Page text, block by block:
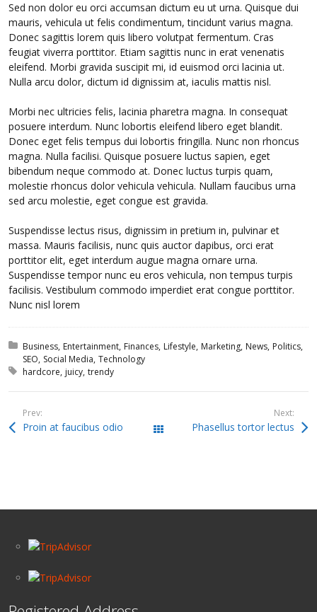
Sed non dolor eu orci accumsan dictum eu ut urna. Quisque dui
mauris, vehicula ut felis condimentum, tincidunt varius magna.
Donec sagittis lorem quis libero volutpat fermentum. Cras
feugiat viverra porttitor. Etiam sagittis nunc in erat venenatis
eleifend. Morbi gravida suscipit mi, id euismod orci lacinia ut.
Nulla arcu dolor, dictum id dignissim at, iaculis mattis nisl.
Morbi nec ultricies felis, lacinia pharetra magna. In consequat
posuere interdum. Nunc lobortis eleifend libero eget blandit.
Donec eget felis tempus dui lobortis fringilla. Nunc non rhoncus
magna. Nulla facilisi. Quisque posuere luctus sapien, eget
bibendum neque commodo at. Donec luctus turpis quam,
molestie rhoncus dolor vehicula vehicula. Nullam faucibus urna
sed arcu molestie, eget congue est gravida.
Suspendisse lectus risus, dignissim in pretium in, pulvinar et
massa. Mauris facilisis, nunc quis auctor dapibus, orci erat
porttitor elit, eget interdum augue magna ornare urna.
Suspendisse tempor nunc eu eros vehicula, non tempus turpis
facilisis. Vestibulum commodo imperdiet erat congue porttitor.
Nunc nisl lorem
Posted in:
Business Entertainment Finances Lifestyle Marketing News Politics
SEO Social Media Technology
Tagged with:
hardcore juicy trendy
Prev:
Proin at faucibus odio All Posts
Next:
Phasellus tortor lectus